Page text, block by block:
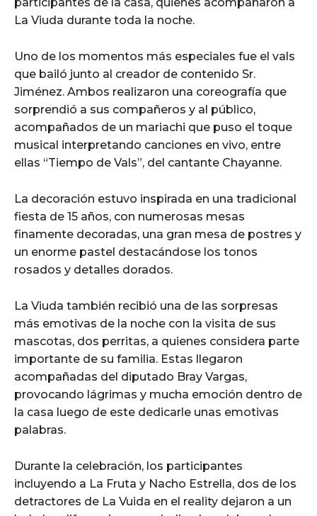
La Viuda durante toda la noche.
Uno de los momentos más especiales fue el vals
que bailó junto al creador de contenido Sr.
Jiménez. Ambos realizaron una coreografía que
sorprendió a sus compañeros y al público,
acompañados de un mariachi que puso el toque
musical interpretando canciones en vivo, entre
ellas “Tiempo de Vals”, del cantante Chayanne.
La decoración estuvo inspirada en una tradicional
fiesta de 15 años, con numerosas mesas
finamente decoradas, una gran mesa de postres y
un enorme pastel destacándose los tonos
rosados y detalles dorados.
La Viuda también recibió una de las sorpresas
más emotivas de la noche con la visita de sus
mascotas, dos perritas, a quienes considera parte
importante de su familia. Estas llegaron
acompañadas del diputado Bray Vargas,
provocando lágrimas y mucha emoción dentro de
la casa luego de este dedicarle unas emotivas
palabras.
Durante la celebración, los participantes
incluyendo a La Fruta y Nacho Estrella, dos de los
detractores de La Vuida en el reality dejaron a un